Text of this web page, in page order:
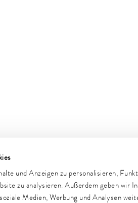
und Anzeigen zu personalisieren,
zu analysieren. Außerdem geben wir
Medien, Werbung und Analysen